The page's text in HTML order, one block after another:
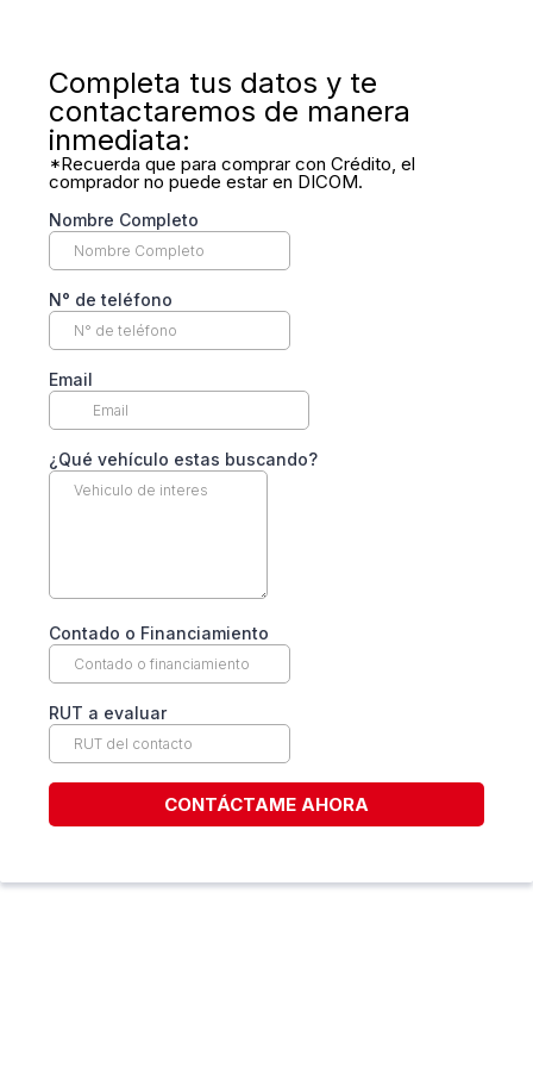
Completa tus datos y te
contactaremos de manera
inmediata:
*Recuerda que para comprar con Crédito, el
comprador no puede estar en DICOM.
Nombre Completo
N° de teléfono
Email
¿Qué vehículo estas buscando?
Contado o Financiamiento
RUT a evaluar
CONTÁCTAME AHORA